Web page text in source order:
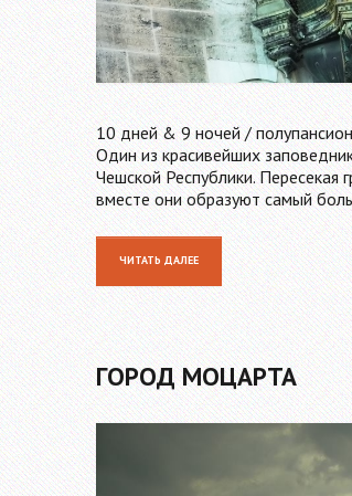
10 дней & 9 ночей /
Один из красивейших
Чешской Республики. Пересекая
вместе они образуют самый
ЧИТАТЬ ДАЛЕЕ
ГОРОД МОЦАРТА